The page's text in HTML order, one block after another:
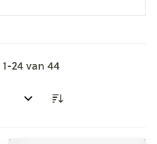
1-24van 44